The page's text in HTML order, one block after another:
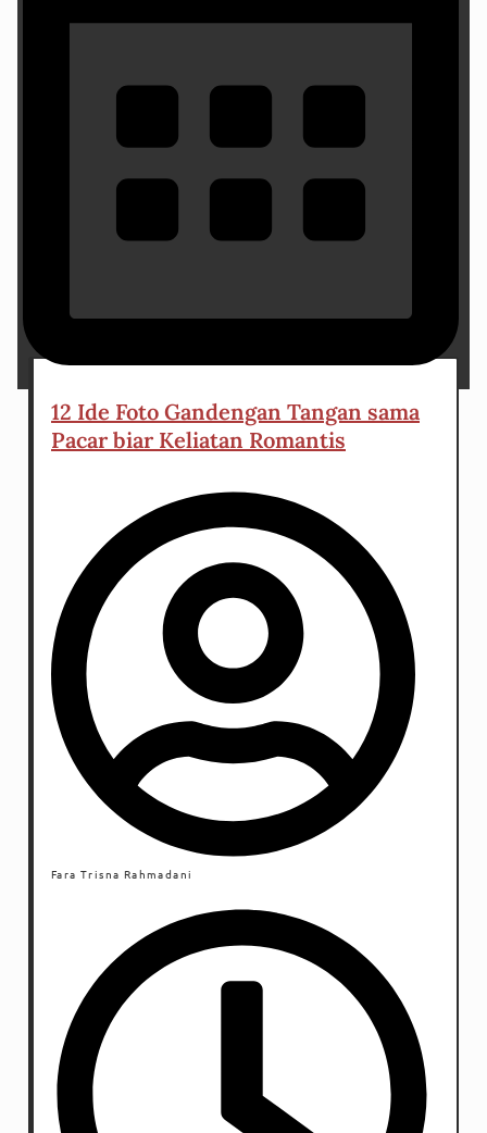
12 Ide Foto Gandengan Tangan sama
Pacar biar Keliatan Romantis
Fara Trisna Rahmadani